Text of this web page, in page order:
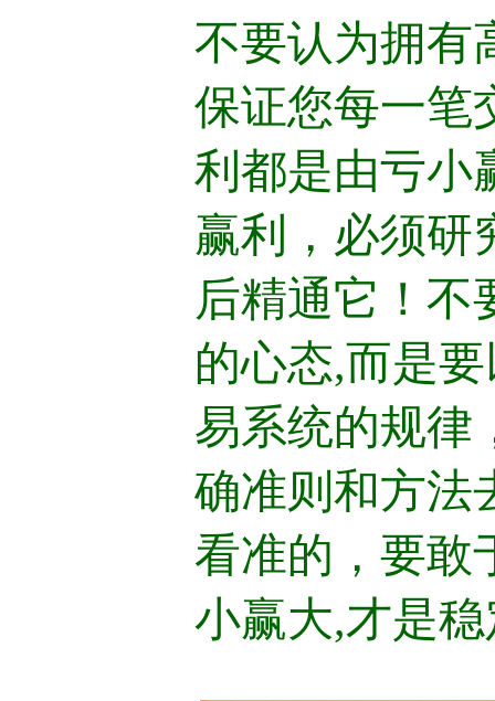
不要认为拥有
保证您每一笔
利都是由亏小
赢利，必须研
后精通它！不
的心态,而是
易系统的规律
确准则和方法
看准的，要敢
小赢大,才是